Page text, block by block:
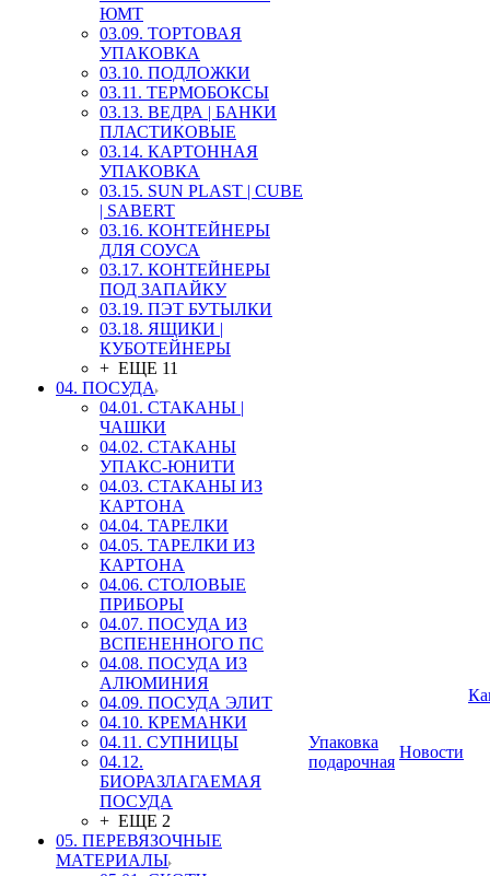
ЮМТ
03.09. ТОРТОВАЯ
УПАКОВКА
03.10. ПОДЛОЖКИ
03.11. ТЕРМОБОКСЫ
03.13. ВЕДРА | БАНКИ
ПЛАСТИКОВЫЕ
03.14. КАРТОННАЯ
УПАКОВКА
03.15. SUN PLAST | CUBE
| SABERT
03.16. КОНТЕЙНЕРЫ
ДЛЯ СОУСА
03.17. КОНТЕЙНЕРЫ
ПОД ЗАПАЙКУ
03.19. ПЭТ БУТЫЛКИ
03.18. ЯЩИКИ |
КУБОТЕЙНЕРЫ
+ ЕЩЕ 11
04. ПОСУДА
04.01. СТАКАНЫ |
ЧАШКИ
04.02. СТАКАНЫ
УПАКС-ЮНИТИ
04.03. СТАКАНЫ ИЗ
КАРТОНА
04.04. ТАРЕЛКИ
04.05. ТАРЕЛКИ ИЗ
КАРТОНА
04.06. СТОЛОВЫЕ
ПРИБОРЫ
04.07. ПОСУДА ИЗ
ВСПЕНЕННОГО ПС
04.08. ПОСУДА ИЗ
АЛЮМИНИЯ
04.09. ПОСУДА ЭЛИТ
04.10. КРЕМАНКИ
04.11. СУПНИЦЫ
04.12.
БИОРАЗЛАГАЕМАЯ
ПОСУДА
+ ЕЩЕ 2
05. ПЕРЕВЯЗОЧНЫЕ
МАТЕРИАЛЫ
Упаковка
подарочная
Новости